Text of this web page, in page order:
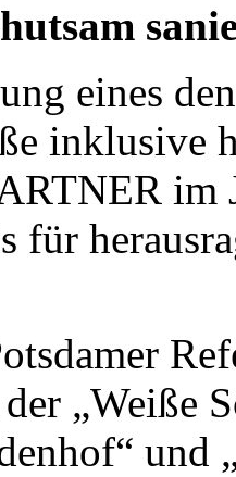
eines
inklusive
im
für
„Weiße
und